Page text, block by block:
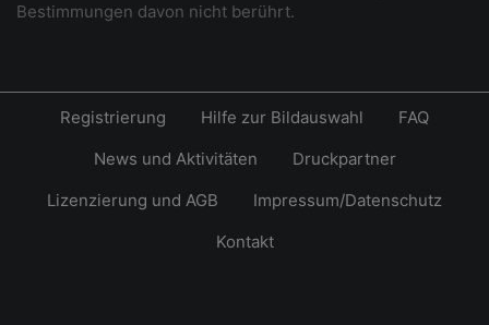
Bestimmungen davon nicht berührt.
Registrierung Hilfe zur Bildauswahl
FAQ
News und Aktivitäten
Druckpartner
Lizenzierung und AGB
Impressum/Datenschutz
Kontakt